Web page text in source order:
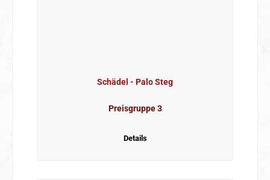
Schädel - Palo Steg
Preisgruppe 3
Details